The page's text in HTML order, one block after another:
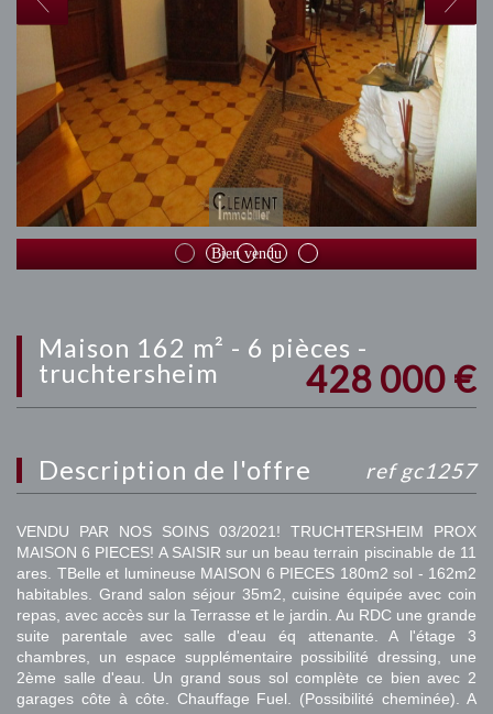
Bien vendu
maison 162 m² - 6 pièces -
truchtersheim
428 000 €
description de l'offre ref gc1257
VENDU PAR NOS SOINS 03/2021! TRUCHTERSHEIM PROX
MAISON 6 PIECES! A SAISIR sur un beau terrain piscinable de 11
ares. TBelle et lumineuse MAISON 6 PIECES 180m2 sol - 162m2
habitables. Grand salon séjour 35m2, cuisine équipée avec coin
repas, avec accès sur la Terrasse et le jardin. Au RDC une grande
suite parentale avec salle d'eau éq attenante. A l'étage 3
chambres, un espace supplémentaire possibilité dressing, une
2ème salle d'eau. Un grand sous sol complète ce bien avec 2
garages côte à côte. Chauffage Fuel. (Possibilité cheminée). A